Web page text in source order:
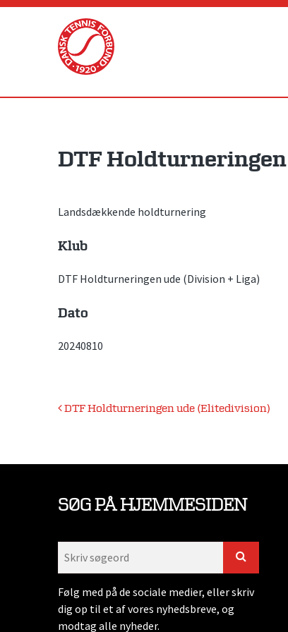
Skip
DTF
Landsdækkende holdturnering
Klub
DTF Holdturneringen ude (Division + Liga)
Dato
20240810
Indlægsnavigation
DTF Holdturneringen ude (Elitedivision)
SØG PÅ HJEMMESIDEN
Følg med på de sociale medier, eller skriv
dig op til et af vores nyhedsbreve, og
modtag alle nyheder.